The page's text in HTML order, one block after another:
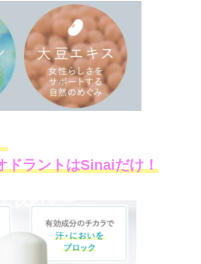
ドラントはSinaiだけ！